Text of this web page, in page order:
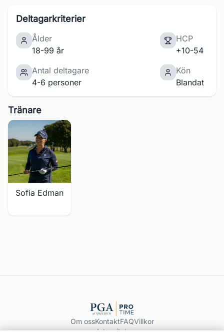
Deltagarkriterier
Ålder
18-99 år
HCP
+10-54
Antal deltagare
4-6 personer
Kön
Blandat
Tränare
Sofia Edman
Om ossKontaktFAQVillkor